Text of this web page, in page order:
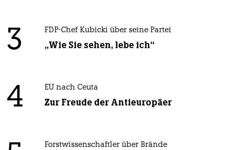
3 FDP-Chef Kubicki über seine Partei
„Wie Sie sehen, lebe ich“
4 EU nach Ceuta
Zur Freude der Antieuropäer
Forstwissenschaftler über Brände